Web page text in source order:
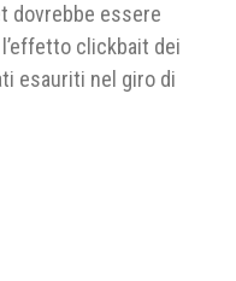
dovrebbe essere
clickbait dei
esauriti nel giro di